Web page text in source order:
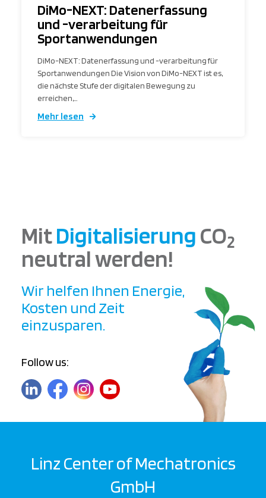
DiMo-NEXT: Datenerfassung
und -verarbeitung für
Sportanwendungen
DiMo-NEXT: Datenerfassung und -verarbeitung für
Sportanwendungen Die Vision von DiMo-NEXT ist es,
die nächste Stufe der digitalen Bewegung zu
erreichen,…
Mehr lesen
MitDigitalisierungCO2
neutral werden!
Wir helfen Ihnen Energie,
Kosten und Zeit
einzusparen.
Follow us:
Linz Center of Mechatronics
GmbH